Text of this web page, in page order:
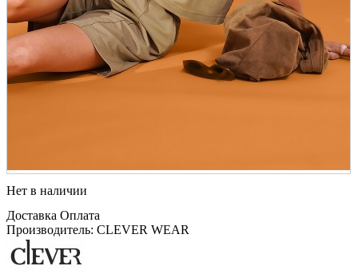
Нет в наличии
Доставка Оплата
Производитель: CLEVER WEAR